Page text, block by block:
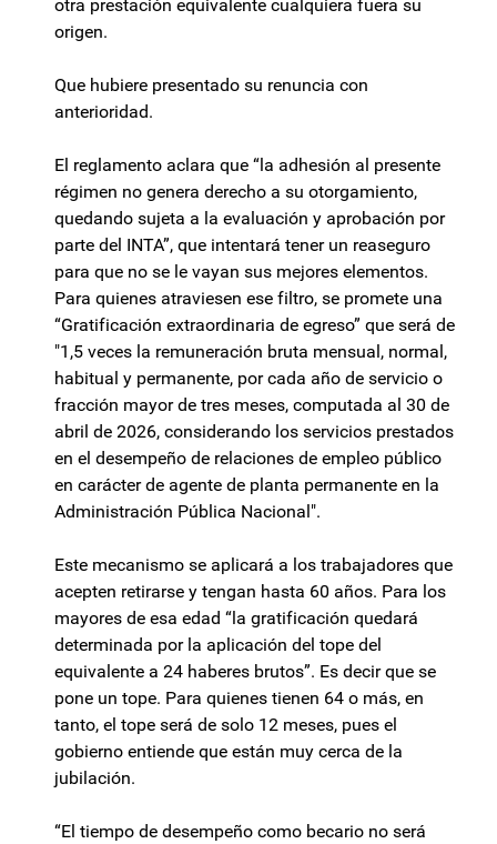
otra prestación equivalente cualquiera fuera su
origen.
Que hubiere presentado su renuncia con
anterioridad.
El reglamento aclara que “la adhesión al presente
régimen no genera derecho a su otorgamiento,
quedando sujeta a la evaluación y aprobación por
parte del INTA”, que intentará tener un reaseguro
para que no se le vayan sus mejores elementos.
Para quienes atraviesen ese filtro, se promete una
“Gratificación extraordinaria de egreso” que será de
"1,5 veces la remuneración bruta mensual, normal,
habitual y permanente, por cada año de servicio o
fracción mayor de tres meses, computada al 30 de
abril de 2026, considerando los servicios prestados
en el desempeño de relaciones de empleo público
en carácter de agente de planta permanente en la
Administración Pública Nacional".
Este mecanismo se aplicará a los trabajadores que
acepten retirarse y tengan hasta 60 años. Para los
mayores de esa edad “la gratificación quedará
determinada por la aplicación del tope del
equivalente a 24 haberes brutos”. Es decir que se
pone un tope. Para quienes tienen 64 o más, en
tanto, el tope será de solo 12 meses, pues el
gobierno entiende que están muy cerca de la
jubilación.
“El tiempo de desempeño como becario no será